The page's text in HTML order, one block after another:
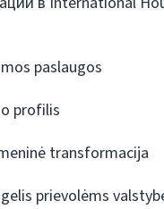
paslaugos
profilis
transformacija
prievolėms